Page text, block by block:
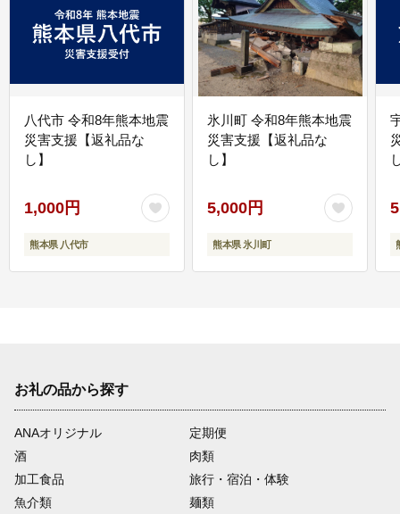
八代市 令和8年熊本地震
災害支援【返礼品な
し】
1,000円
熊本県 八代市
氷川町 令和8年熊本地震
災害支援【返礼品な
し】
5,000円
熊本県 氷川町
お礼の品から探す
ANAオリジナル
定期便
酒
肉類
加工食品
旅行・宿泊・体験
魚介類
麺類